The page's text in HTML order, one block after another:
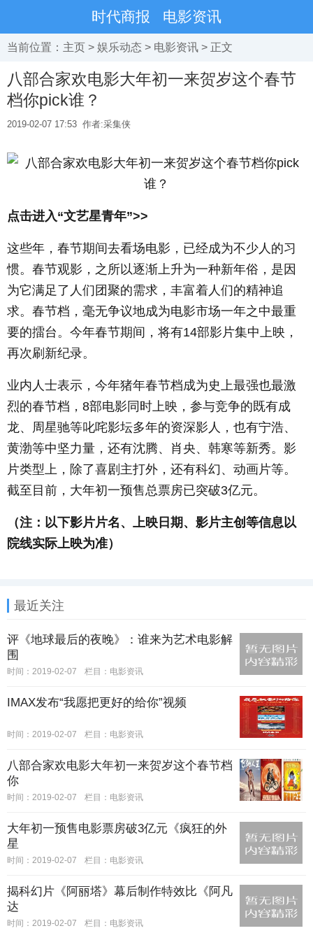
时代商报 电影资讯
当前位置： 主页 > 娱乐动态 > 电影资讯 > 正文
八部合家欢电影大年初一来贺岁这个春节
档你pick谁？
2019-02-07 17:53 作者:采集侠
点击进入“文艺星青年”>>
这些年，春节期间去看场电影，已经成为不少人的习
惯。春节观影，之所以逐渐上升为一种新年俗，是因
为它满足了人们团聚的需求，丰富着人们的精神追
求。春节档，毫无争议地成为电影市场一年之中最重
要的擂台。今年春节期间，将有14部影片集中上映，
再次刷新纪录。
业内人士表示，今年猪年春节档成为史上最强也最激
烈的春节档，8部电影同时上映，参与竞争的既有成
龙、周星驰等叱咤影坛多年的资深影人，也有宁浩、
黄渤等中坚力量，还有沈腾、肖央、韩寒等新秀。影
片类型上，除了喜剧主打外，还有科幻、动画片等。
截至目前，大年初一预售总票房已突破3亿元。
（注：以下影片片名、上映日期、影片主创等信息以
院线实际上映为准）
最近关注
评《地球最后的夜晚》：谁来为艺术电影解
围
时间：2019-02-07 栏目： 电影资讯
IMAX发布“我愿把更好的给你”视频
时间：2019-02-07 栏目： 电影资讯
八部合家欢电影大年初一来贺岁这个春节档
你
时间：2019-02-07 栏目： 电影资讯
大年初一预售电影票房破3亿元《疯狂的外
星
时间：2019-02-07 栏目： 电影资讯
揭科幻片《阿丽塔》幕后制作特效比《阿凡
达
时间：2019-02-07 栏目： 电影资讯